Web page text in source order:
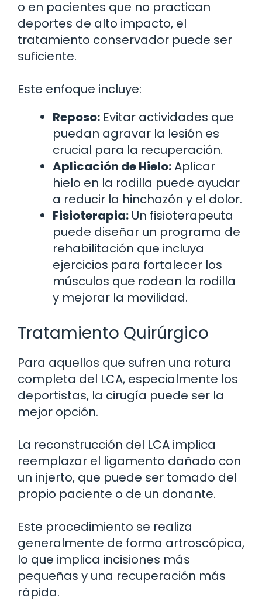
o en pacientes que no practican
deportes de alto impacto, el
tratamiento conservador puede ser
suficiente.
Este enfoque incluye:
Reposo: Evitar actividades que
puedan agravar la lesión es
crucial para la recuperación.
Aplicación de Hielo:Aplicar
hielo en la rodilla puede ayudar
a reducir la hinchazón y el dolor.
Fisioterapia: Un fisioterapeuta
puede diseñar un programa de
rehabilitación que incluya
ejercicios para fortalecer los
músculos que rodean la rodilla
y mejorar la movilidad.
Tratamiento Quirúrgico
Para aquellos que sufren una rotura
completa del LCA, especialmente los
deportistas, la cirugía puede ser la
mejor opción.
La reconstrucción del LCA implica
reemplazar el ligamento dañado con
un injerto, que puede ser tomado del
propio paciente o de un donante.
Este procedimiento se realiza
generalmente de forma artroscópica,
lo que implica incisiones más
pequeñas y una recuperación más
rápida.